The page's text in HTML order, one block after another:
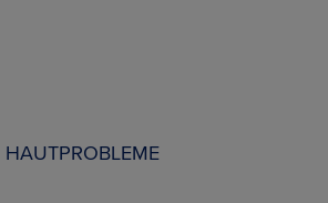
HAUTPROBLEME